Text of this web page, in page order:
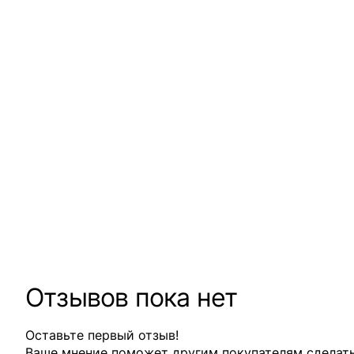
Отзывов пока нет
Оставьте первый отзыв!